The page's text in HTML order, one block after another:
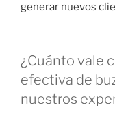
generar nuevos
¿Cuánto vale
efectiva de
nuestros